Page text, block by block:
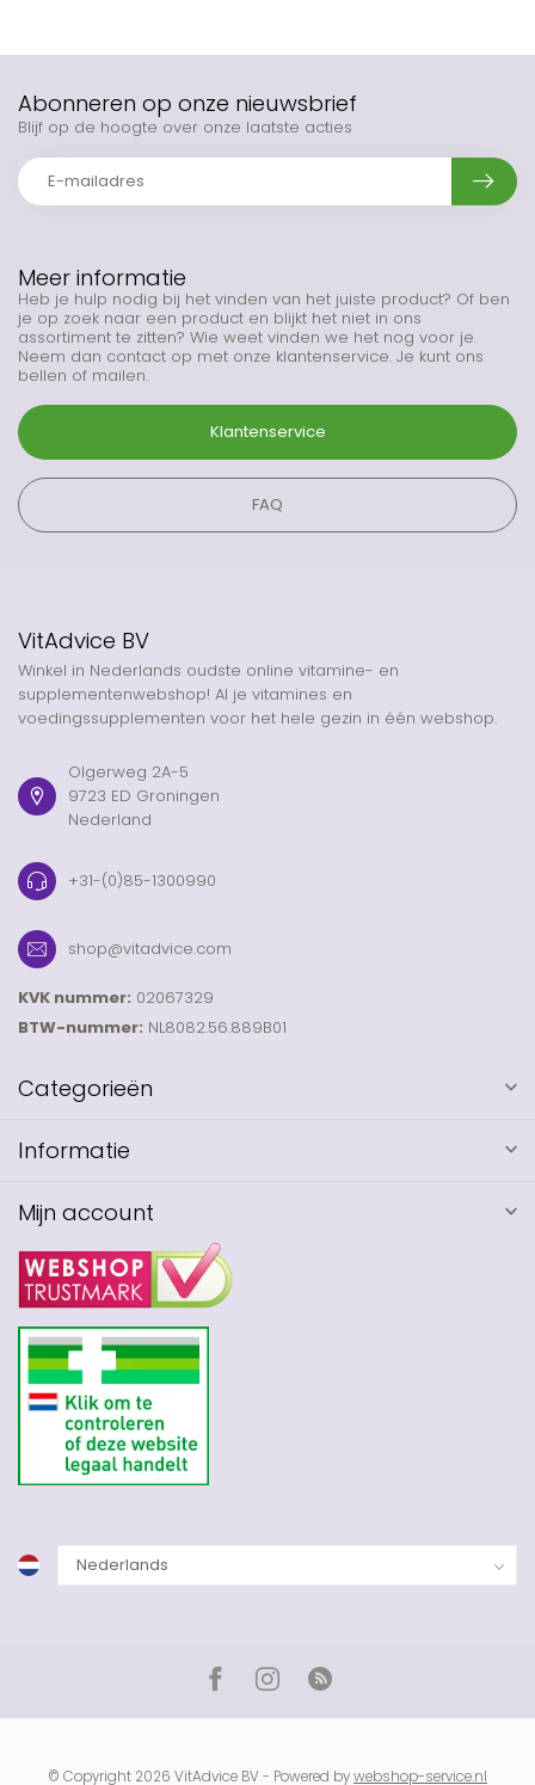
Meer informatie
Heb je hulp nodig bij het vinden van het juiste product? Of ben
je op zoek naar een product en blijkt het niet in ons
assortiment te zitten? Wie weet vinden we het nog voor je.
Neem dan contact op met onze klantenservice. Je kunt ons
bellen of mailen.
Klantenservice
FAQ
Abonneren op onze nieuwsbrief
Blijf op de hoogte over onze laatste acties
VitAdvice BV
Winkel in Nederlands oudste online vitamine- en
supplementenwebshop! Al je vitamines en
voedingssupplementen voor het hele gezin in één webshop.
Olgerweg 2A-5
9723 ED Groningen
Nederland
+31-(0)85-1300990
shop@vitadvice.com
KVK nummer: 02067329
BTW-nummer: NL8082.56.889B01
Categorieën
Informatie
Mijn account
© Copyright 2026 VitAdvice BV - Powered bywebshop-service.nl